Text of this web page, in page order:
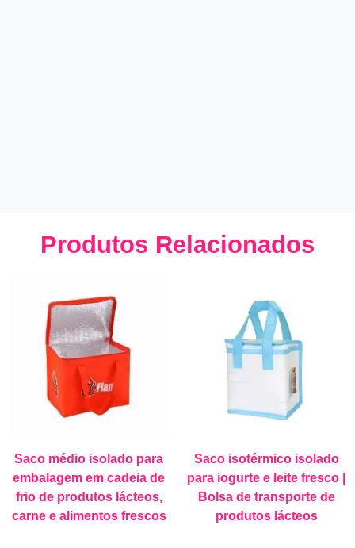
Produtos Relacionados
Saco médio isolado para
embalagem em cadeia de
frio de produtos lácteos,
carne e alimentos frescos
Saco isotérmico isolado
para iogurte e leite fresco |
Bolsa de transporte de
produtos lácteos